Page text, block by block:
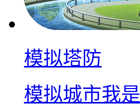
模拟塔防
模拟城市我